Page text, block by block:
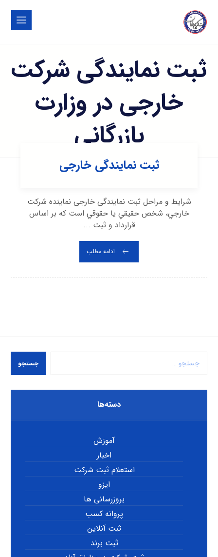
ثبت نمایندگی شرکت
خارجی در وزارت
بازرگانی
ثبت نمایندگی خارجی
شرایط و مراحل ثبت نمایندگی خارجی نماينده شركت
خارجي، شخص حقيقي يا حقوقي است كه بر اساس
قرارداد و ثبت ...
ادامه مطلب
جستجو
دسته‌ها
آموزش
اخبار
استعلام ثبت شرکت
ایزو
بروزرسانی ها
پروانه کسب
ثبت آنلاین
ثبت برند